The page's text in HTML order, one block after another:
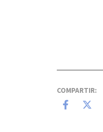
COMPARTIR: